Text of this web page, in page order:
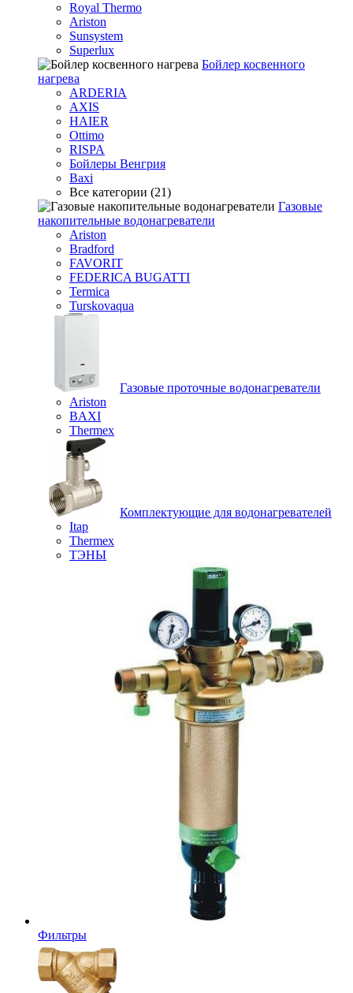
Royal Thermo
Ariston
Sunsystem
Superlux
Бойлер косвенного
нагрева
ARDERIA
AXIS
HAIER
Ottimo
RISPA
Бойлеры Венгрия
Baxi
Все категории (21)
Газовые
накопительные водонагреватели
Ariston
Bradford
FAVORIT
FEDERICA BUGATTI
Termica
Turskovaqua
Газовые проточные водонагреватели
Ariston
BAXI
Thermex
Комплектующие для водонагревателей
Itap
Thermex
ТЭНЫ
Фильтры